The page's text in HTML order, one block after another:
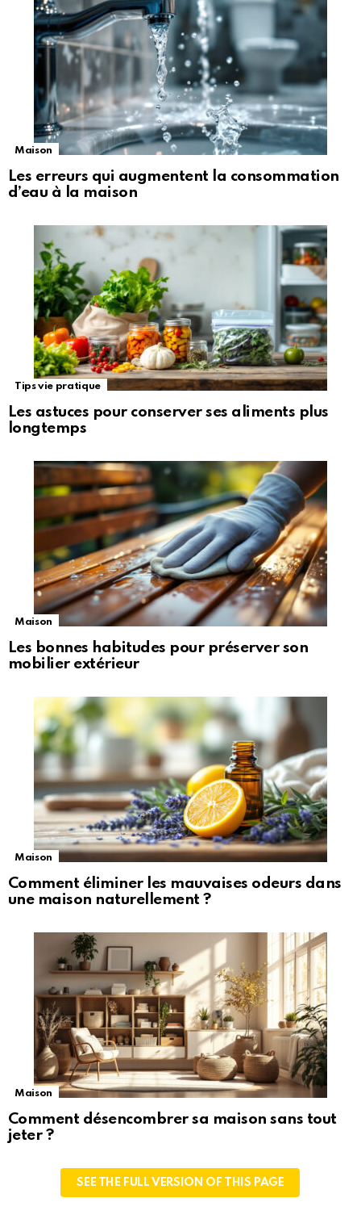
Maison
Les erreurs qui augmentent la consommation
d’eau à la maison
Tips vie pratique
Les astuces pour conserver ses aliments plus
longtemps
Maison
Les bonnes habitudes pour préserver son
mobilier extérieur
Maison
Comment éliminer les mauvaises odeurs dans
une maison naturellement ?
Maison
Comment désencombrer sa maison sans tout
jeter ?
SEE THE FULL VERSION OF THIS PAGE